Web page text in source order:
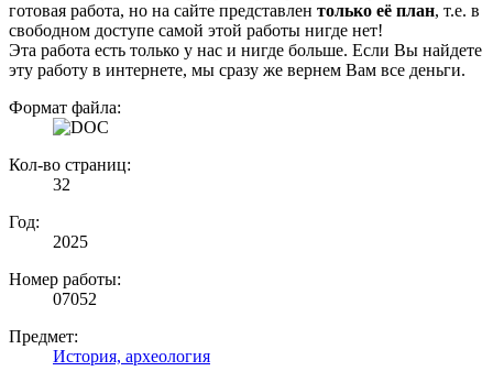
готовая работа, но на сайте представлен только её план, т.е. в
свободном доступе самой этой работы нигде нет!
Эта работа есть только у нас и нигде больше. Если Вы найдете
эту работу в интернете, мы сразу же вернем Вам все деньги.
Формат файла:
Кол-во страниц:
32
Год:
2025
Номер работы:
07052
Предмет:
История, археология